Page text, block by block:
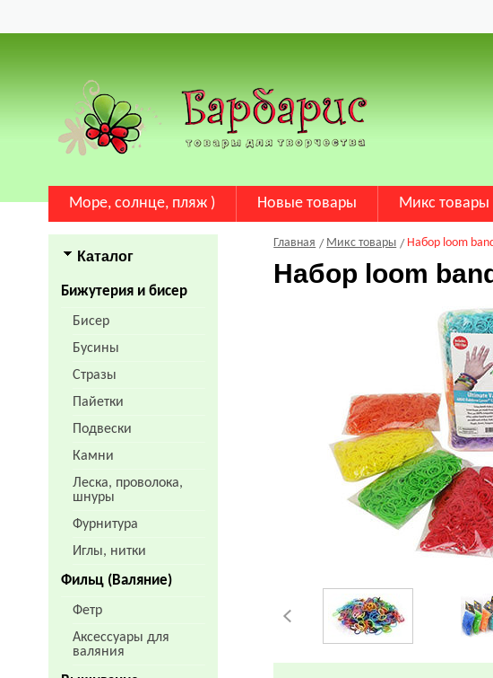
Море, солнце, пляж ) Новые товары Микс товары
Каталог
Бижутерия и бисер
Бисер
Бусины
Стразы
Пайетки
Подвески
Камни
Леска, проволока,
шнуры
Фурнитура
Иглы, нитки
Фильц (Валяние)
Фетр
Аксессуары для
валяния
Главная Микс товары Набор loom
Набор loom